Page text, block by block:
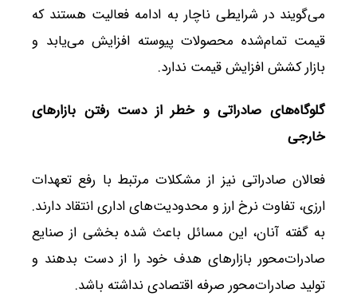
می‌گویند در شرایطی ناچار به ادامه فعالیت هستند که
قیمت تمام‌شده محصولات پیوسته افزایش می‌یابد و
بازار کشش افزایش قیمت ندارد.
گلوگاه‌های صادراتی و خطر از دست رفتن بازارهای
خارجی
فعالان صادراتی نیز از مشکلات مرتبط با رفع تعهدات
ارزی، تفاوت نرخ ارز و محدودیت‌های اداری انتقاد دارند.
به گفته آنان، این مسائل باعث شده بخشی از صنایع
صادرات‌محور بازارهای هدف خود را از دست بدهند و
تولید صادرات‌محور صرفه اقتصادی نداشته باشد.